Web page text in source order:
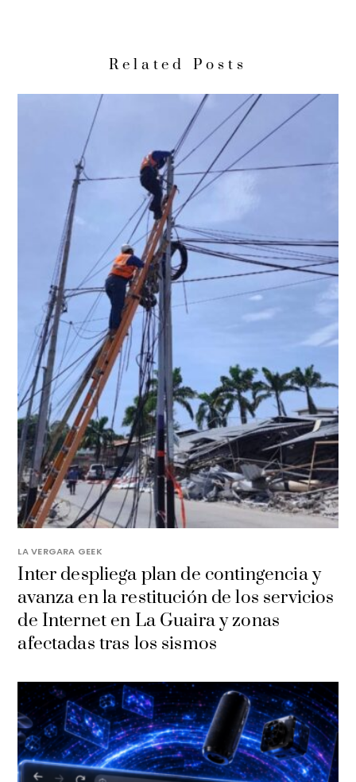
Related Posts
LA VERGARA GEEK
Inter despliega plan de contingencia y
avanza en la restitución de los servicios
de Internet en La Guaira y zonas
afectadas tras los sismos